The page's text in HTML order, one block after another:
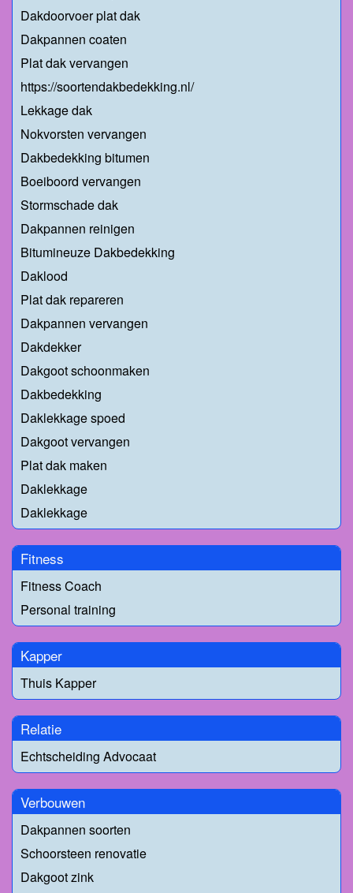
Dakdoorvoer plat dak
Dakpannen coaten
Plat dak vervangen
https://soortendakbedekking.nl/
Lekkage dak
Nokvorsten vervangen
Dakbedekking bitumen
Boeiboord vervangen
Stormschade dak
Dakpannen reinigen
Bitumineuze Dakbedekking
Daklood
Plat dak repareren
Dakpannen vervangen
Dakdekker
Dakgoot schoonmaken
Dakbedekking
Daklekkage spoed
Dakgoot vervangen
Plat dak maken
Daklekkage
Daklekkage
Fitness
Fitness Coach
Personal training
Kapper
Thuis Kapper
Relatie
Echtscheiding Advocaat
Verbouwen
Dakpannen soorten
Schoorsteen renovatie
Dakgoot zink